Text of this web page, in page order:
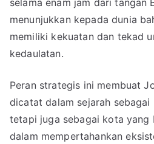
selama enam jam dari tangan
menunjukkan kepada dunia
memiliki kekuatan dan tekad
kedaulatan.
Peran strategis ini membuat
dicatat dalam sejarah sebagai
tetapi juga sebagai kota yang
dalam mempertahankan